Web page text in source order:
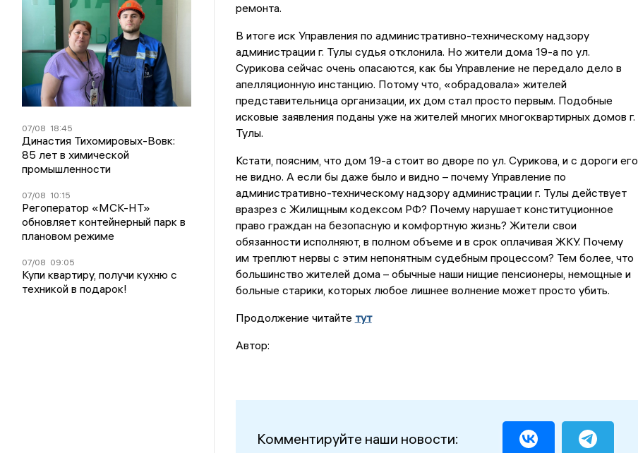
07/08 18:45
Династия Тихомировых-Вовк:
85 лет в химической
промышленности
07/08 10:15
Регоператор «МСК-НТ»
обновляет контейнерный парк в
плановом режиме
07/08 09:05
Купи квартиру, получи кухню с
техникой в подарок!
ремонта.
В итоге иск Управления по административно-техническому надзору
администрации г. Тулы судья отклонила. Но жители дома 19-а по ул.
Сурикова сейчас очень опасаются, как бы Управление не передало дело в
апелляционную инстанцию. Потому что, «обрадовала» жителей
представительница организации, их дом стал просто первым. Подобные
исковые заявления поданы уже на жителей многих многоквартирных домов г.
Тулы.
Кстати, поясним, что дом 19-а стоит во дворе по ул. Сурикова, и с дороги его
не видно. А если бы даже было и видно – почему Управление по
административно-техническому надзору администрации г. Тулы действует
вразрез с Жилищным кодексом РФ? Почему нарушает конституционное
право граждан на безопасную и комфортную жизнь? Жители свои
обязанности исполняют, в полном объеме и в срок оплачивая ЖКУ. Почему
им треплют нервы с этим непонятным судебным процессом? Тем более, что
большинство жителей дома – обычные наши нищие пенсионеры, немощные и
больные старики, которых любое лишнее волнение может просто убить.
Продолжение читайте тут
Автор:
Комментируйте наши новости: